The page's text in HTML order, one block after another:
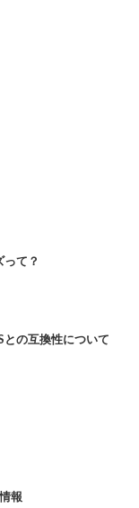
って？
の互換性について
報